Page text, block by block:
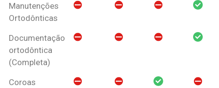
Manutenções
Ortodônticas
Documentação
ortodôntica
(Completa)
Coroas